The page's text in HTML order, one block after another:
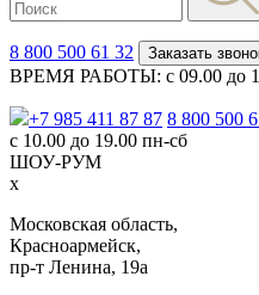
8 800 500 61 32 Заказать
ВРЕМЯ РАБОТЫ: с 09.00 до
+7 985 411 87 87 8 800 500
с 10.00 до 19.00 пн-сб
ШОУ-РУМ
x
Московская область,
Красноармейск,
пр-т Ленина, 19а